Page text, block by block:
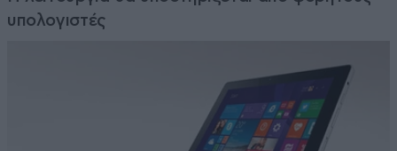
υπολογιστές